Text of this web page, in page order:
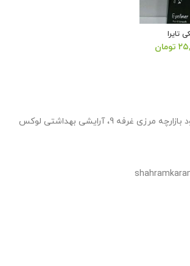
تایرا
تومان
کرمانشاه، پاوه، نوسود بازارچه مرزی غرفه 9، آرایشی بهداشتی لوکس